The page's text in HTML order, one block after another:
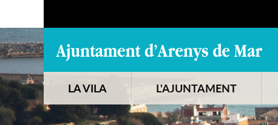
LA VILA L'AJUNTAMENT